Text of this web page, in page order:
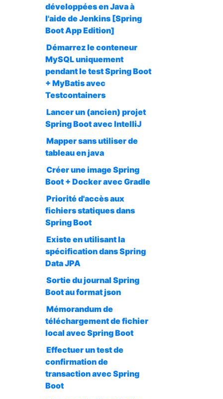
développées en Java à
l'aide de Jenkins [Spring
Boot App Edition]
Démarrez le conteneur
MySQL uniquement
pendant le test Spring Boot
+ MyBatis avec
Testcontainers
Lancer un (ancien) projet
Spring Boot avec IntelliJ
Mapper sans utiliser de
tableau en java
Créer une image Spring
Boot + Docker avec Gradle
Priorité d'accès aux
fichiers statiques dans
Spring Boot
Existe en utilisant la
spécification dans Spring
Data JPA
Sortie du journal Spring
Boot au format json
Mémorandum de
téléchargement de fichier
local avec Spring Boot
Effectuer un test de
confirmation de
transaction avec Spring
Boot